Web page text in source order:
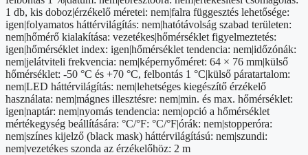
1 db, kis doboz|érzékelő méretei: nem|falra függesztés lehetősége:
igen|folyamatos háttérvilágítás: nem|hatótávolság szabad területen:
nem|hőmérő kialakítása: vezetékes|hőmérséklet figyelmeztetés:
igen|hőmérséklet index: igen|hőmérséklet tendencia: nem|időzónák:
nem|jelátviteli frekvencia: nem|képernyőméret: 64 × 76 mm|külső
hőmérséklet: -50 °C és +70 °C, felbontás 1 °C|külső páratartalom:
nem|LED háttérvilágítás: nem|lehetséges kiegészítő érzékelő
használata: nem|mágnes illesztésre: nem|min. és max. hőmérséklet:
igen|naptár: nem|nyomás tendencia: nem|opció a hőmérséklet
mértékegység beállítására: °C/°F: °C/°F|órák: nem|stopperóra:
nem|színes kijelző (black mask) háttérvilágítású: nem|szundi:
nem|vezetékes szonda az érzékelőhöz: 2 m